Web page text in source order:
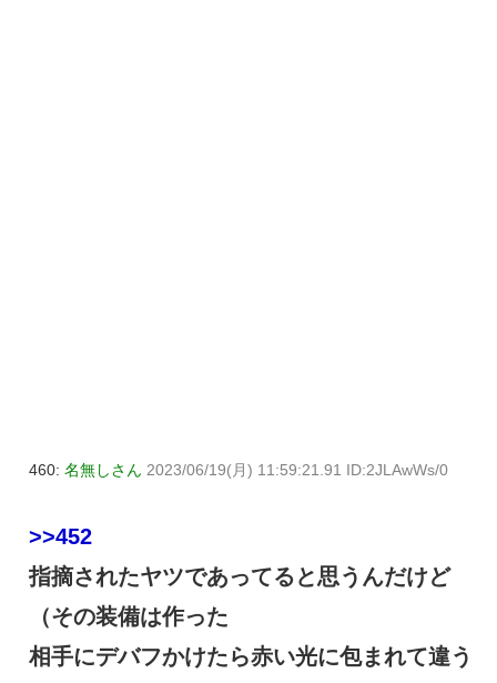
460: 名無しさん 2023/06/19(月) 11:59:21.91 ID:2JLAwWs/0
>>452
指摘されたヤツであってると思うんだけど
（その装備は作った
相手にデバフかけたら赤い光に包まれて違う